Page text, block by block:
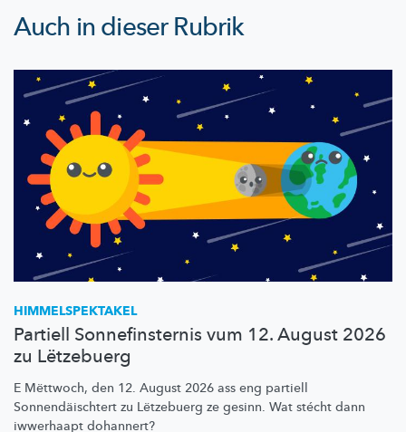
Auch in dieser Rubrik
HIMMELSPEKTAKEL
Partiell Sonnefinsternis vum 12. August 2026
zu Lëtzebuerg
E Mëttwoch, den 12. August 2026 ass eng partiell
Sonnendäischtert zu Lëtzebuerg ze gesinn. Wat stécht dann
iwwerhaapt dohannert?